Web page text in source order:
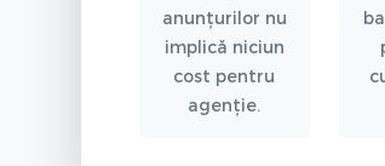
anunțurilor nu
implică niciun
cost pentru
agenție.